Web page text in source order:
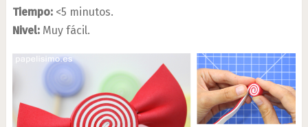
Tiempo:<5 minutos.
Nivel:Muy fácil.